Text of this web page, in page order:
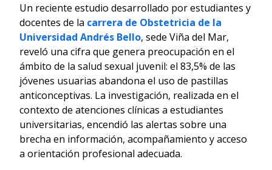
Un reciente estudio desarrollado por estudiantes y
docentes de la carrera de Obstetricia de la
Universidad Andrés Bello, sede Viña del Mar,
reveló una cifra que genera preocupación en el
ámbito de la salud sexual juvenil: el 83,5% de las
jóvenes usuarias abandona el uso de pastillas
anticonceptivas. La investigación, realizada en el
contexto de atenciones clínicas a estudiantes
universitarias, encendió las alertas sobre una
brecha en información, acompañamiento y acceso
a orientación profesional adecuada.